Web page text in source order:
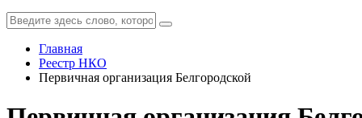
Главная
Реестр НКО
Первичная организация Белгородской